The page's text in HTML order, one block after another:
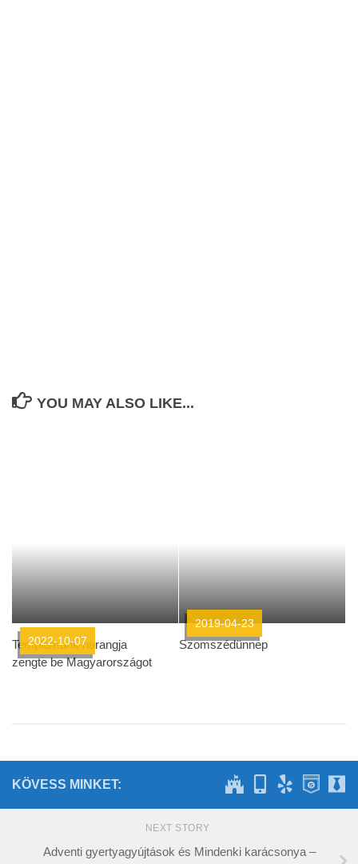
YOU MAY ALSO LIKE...
Templomunk harangja
zengte be Magyarországot
2022-10-07 Szomszédünnep
2019-04-23
KÖVESS MINKET:
NEXT STORY
Adventi gyertyagyújtások és Mindenki karácsonya –